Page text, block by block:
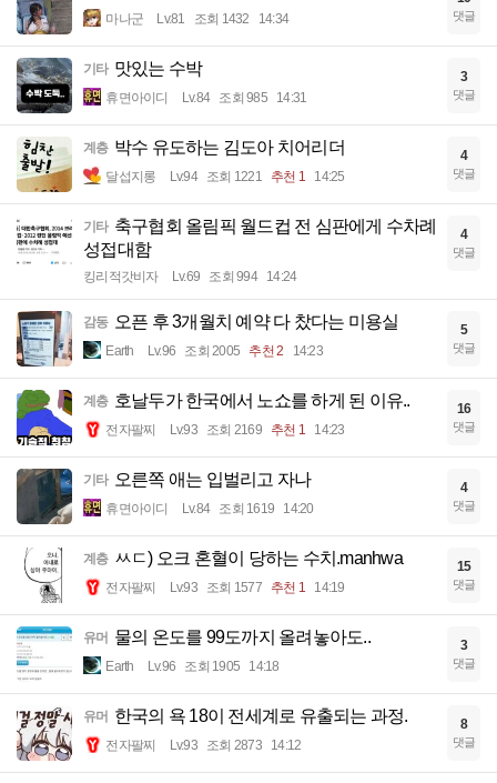
마나군 Lv.81 조회 1432 14:34 댓글
기타 맛있는 수박
휴면아이디 Lv.84 조회 985 14:31
3
댓글
계층 박수 유도하는 김도아 치어리더
달섭지롱 Lv.94 조회 1221 추천 1 14:25
4
댓글
기타 축구협회 올림픽 월드컵 전 심판에게 수차례
성접대함
킹리적갓비자 Lv.69 조회 994 14:24
4
댓글
감동 오픈 후 3개월치 예약 다 찼다는 미용실
Earth Lv.96 조회 2005 추천 2 14:23
5
댓글
계층 호날두가 한국에서 노쇼를 하게 된 이유..
전자팔찌 Lv.93 조회 2169 추천 1 14:23
16
댓글
기타 오른쪽 애는 입벌리고 자나
휴면아이디 Lv.84 조회 1619 14:20
4
댓글
계층 ㅆㄷ) 오크 혼혈이 당하는 수치.manhwa
전자팔찌 Lv.93 조회 1577 추천 1 14:19
15
댓글
유머 물의 온도를 99도까지 올려놓아도..
Earth Lv.96 조회 1905 14:18
3
댓글
유머 한국의 욕 18이 전세계로 유출되는 과정.
전자팔찌 Lv.93 조회 2873 14:12
8
댓글